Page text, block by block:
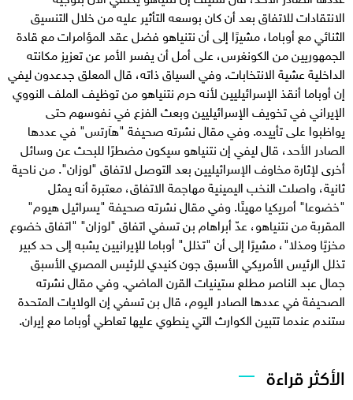
الانتقادات للاتفاق بعد أن كان بوسعه التأثير عليه من خلال التنسيق
الثنائي مع أوباما، مشيرًا إلى أن نتنياهو فضل عقد المؤامرات مع قادة
الجمهوريين من الكونغرس، على أمل أن يفسر الأمر عن تعزيز مكانته
الداخلية عشية الانتخابات. وفي السياق ذاته، قال المعلق جدعدون ليفي
إن أوباما أنقذ الإسرائيليين لأنه حرم نتنياهو من توظيف الملف النووي
الإيراني في تخويف الإسرائيليين وبعث الفزع في نفوسهم حتى
يواظبوا على تأييده. وفي مقال نشرته صحيفة "هآرتس" في عددها
الصادر الأحد، قال ليفي إن نتنياهو سيكون مضطرًا للبحث عن وسائل
أخرى لإثارة مخاوف الإسرائيليين بعد التوصل لاتفاق "لوزان". من ناحية
ثانية، واصلت النخب اليمينية مهاجمة الاتفاق، معتبرة أنه يمثل
"خضوعا" أمريكيا مهينًا. وفي مقال نشرته صحيفة "يسرائيل هيوم"
المقربة من نتنياهو، عدّ أبراهام بن تسفي اتفاق "لوزان" "اتفاق خضوع
مخزيًا ومذلا"، مشيرًا إلى أن "تذلل" أوباما للإيرانيين يشبه إلى حد كبير
تذلل الرئيس الأمريكي الأسبق جون كنيدي للرئيس المصري الأسبق
جمال عبد الناصر مطلع ستينيات القرن الماضي. وفي مقال نشرته
الصحيفة في عددها الصادر اليوم، قال بن تسفي إن الولايات المتحدة
ستندم عندما تتبين الكوارث التي ينطوي عليها تعاطي أوباما مع إيران.
الأكثر قراءة